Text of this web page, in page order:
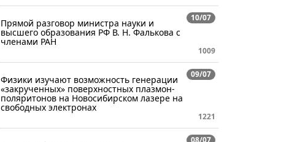
10/07
Прямой разговор министра науки и
высшего образования РФ В. Н. Фалькова с
членами РАН
1009
09/07
Физики изучают возможность генерации
«закрученных» поверхностных плазмон-
поляритонов на Новосибирском лазере на
свободных электронах
1221
08/07